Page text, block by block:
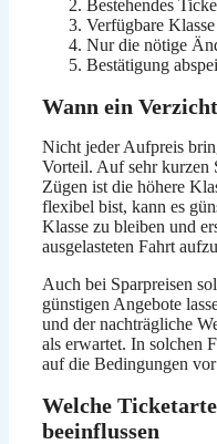
Bestehendes
Verfügbare
Nur die nötige
Bestätigung
Wann ein
Nicht jeder Aufpreis
Vorteil. Auf sehr kurzen
Zügen ist die höhere
flexibel bist, kann es
Klasse zu bleiben und
ausgelasteten Fahrt
Auch bei Sparpreisen
günstigen Angebote
und der nachträgliche
als erwartet. In solchen
auf die Bedingungen
Welche
beeinflussen